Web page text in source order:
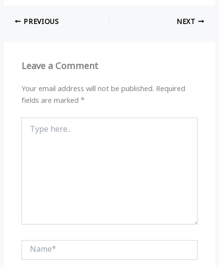
at
s
p
e
g
m o
k
PREVIOUS NEXT
Leave a Comment
Your email address will not be published. Required
fields are marked*
here..
Name*